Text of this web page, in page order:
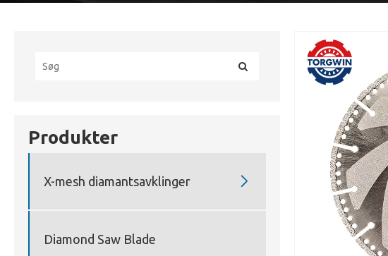
Produkter
X-mesh diamantsavklinger 
Diamond Saw Blade